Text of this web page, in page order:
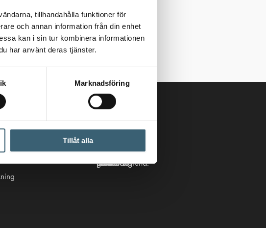
tillhandahålla funktioner för
och annan information från din enhet
kan i sin tur kombinera informationen
har använt deras tjänster.
Marknadsföring
Tillåt alla
Följ oss